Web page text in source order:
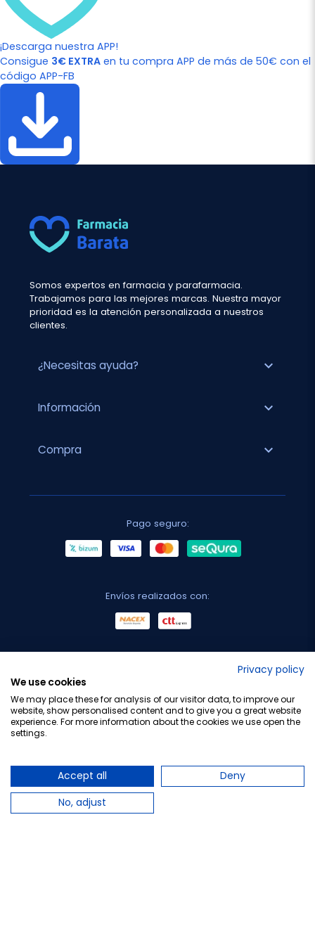
¡Descarga nuestra APP!
Consigue 3€ EXTRA en tu compra APP de más de 50€ con el
código APP-FB
Somos expertos en farmacia y parafarmacia.
Trabajamos para las mejores marcas. Nuestra mayor
prioridad es la atención personalizada a nuestros
clientes.
¿Necesitas ayuda? expand_more
Información expand_more
Compra expand_more
Pago seguro:
Envíos realizados con:
Privacy policy
We use cookies
We may place these for analysis of our visitor data, to improve our
website, show personalised content and to give you a great website
experience. For more information about the cookies we use open the
settings.
Accept all
Deny
No, adjust